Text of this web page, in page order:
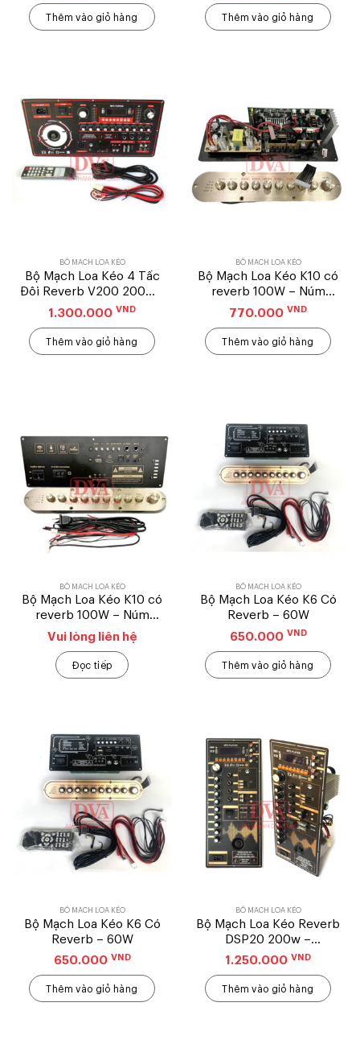
Thêm vào giỏ hàng Thêm vào giỏ hàng
BỘ MẠCH LOA KÉO
Bộ Mạch Loa Kéo 4 Tấc
Đôi Reverb V200 200W (
19X38CM)
1.300.000 VND
Thêm vào giỏ hàng
BỘ MẠCH LOA KÉO
Bộ Mạch Loa Kéo K10 có
reverb 100W – Núm
nhôm
770.000 VND
Thêm vào giỏ hàng
BỘ MẠCH LOA KÉO
Bộ Mạch Loa Kéo K10 có
reverb 100W – Núm
nhôm
Vui lòng liên hệ
Đọc tiếp
BỘ MẠCH LOA KÉO
Bộ Mạch Loa Kéo K6 Có
Reverb – 60W
650.000 VND
Thêm vào giỏ hàng
BỘ MẠCH LOA KÉO
Bộ Mạch Loa Kéo K6 Có
Reverb – 60W
650.000 VND
Thêm vào giỏ hàng
BỘ MẠCH LOA KÉO
Bộ Mạch Loa Kéo Reverb
DSP20 200w –
14,5X35CM – Mẫu Đứng
1.250.000 VND
Thêm vào giỏ hàng